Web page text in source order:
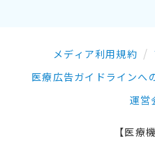
メディア利用規約
医療広告ガイドラインへ
運営
【医療